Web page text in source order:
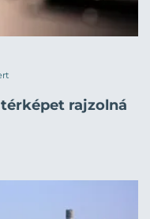
rajzolná